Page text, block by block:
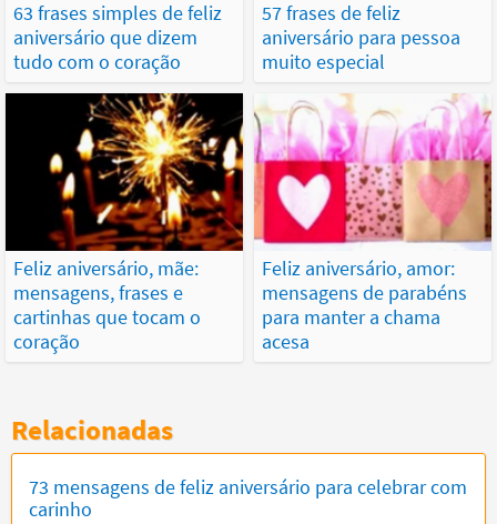
63 frases simples de feliz
aniversário que dizem
tudo com o coração
57 frases de feliz
aniversário para pessoa
muito especial
Feliz aniversário, mãe:
mensagens, frases e
cartinhas que tocam o
coração
Feliz aniversário, amor:
mensagens de parabéns
para manter a chama
acesa
Relacionadas
73 mensagens de feliz aniversário para celebrar com
carinho